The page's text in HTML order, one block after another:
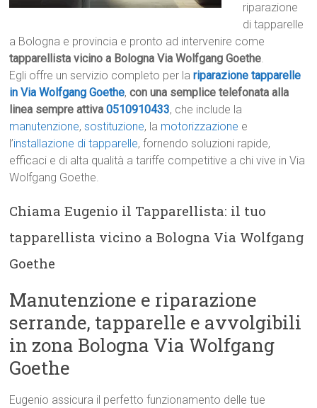
riparazione
di tapparelle
a Bologna e provincia e pronto ad intervenire come
tapparellista vicino a Bologna Via Wolfgang Goethe.
Egli offre un servizio completo per lariparazione tapparelle
in Via Wolfgang Goethe, con una semplice telefonata alla
linea sempre attiva0510910433, che include la
manutenzione,sostituzione, la motorizzazione e
l’installazione di tapparelle, fornendo soluzioni rapide,
efficaci e di alta qualità a tariffe competitive a chi vive in Via
Wolfgang Goethe.
Chiama Eugenio il Tapparellista: il tuo
tapparellista vicino a Bologna Via Wolfgang
Goethe
Manutenzione e riparazione
serrande, tapparelle e avvolgibili
in zona Bologna Via Wolfgang
Goethe
Eugenio assicura il perfetto funzionamento delle tue